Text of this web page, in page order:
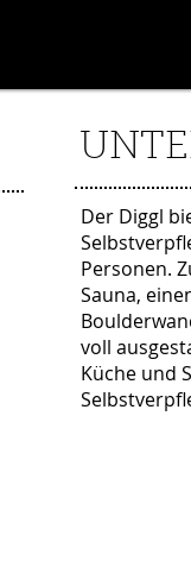
Der Diggl
Personen.
Sauna,
voll
Küche und